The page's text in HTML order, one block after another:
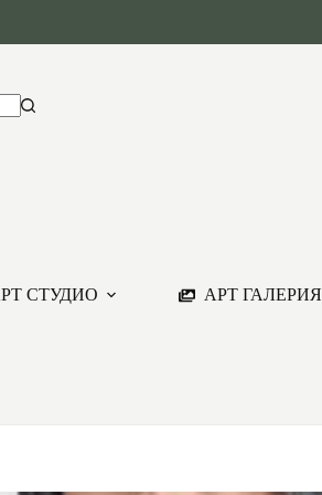
СТУДИО АРТ ГАЛЕРИЯ